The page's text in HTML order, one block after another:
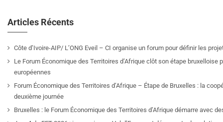
Articles Récents
Côte d’Ivoire-AIP/ L’ONG Eveil – CI organise un forum pour définir les
Le Forum Économique des Territoires d’Afrique clôt son étape
européennes
Forum Économique des Territoires d’Afrique – Étape de Bruxelles : la
deuxième journée
Bruxelles : le Forum Économique des Territoires d’Afrique démarre avec